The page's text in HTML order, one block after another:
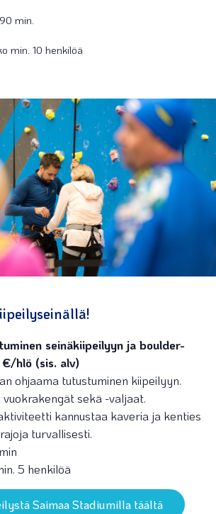
min.
min. 10 henkilöä
seinäkiipeilyyn ja boulder-
hlö (sis. alv)
ohjaama tutustuminen kiipeilyyn.
sekä -valjaat.
kannustaa kaveria ja kenties
turvallisesti.
5 henkilöä
Saimaa Stadiumilla täältä